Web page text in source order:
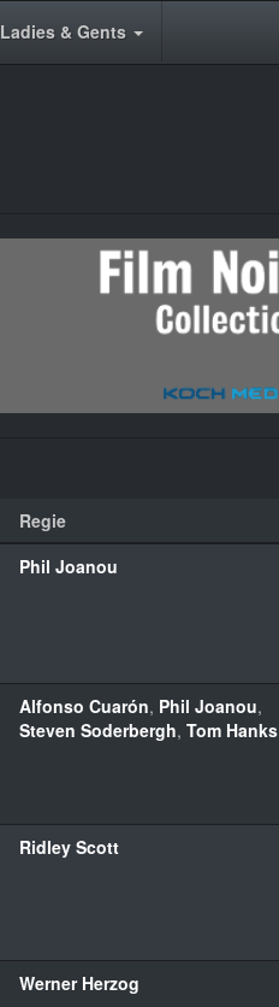
Ladies & Gents
Regie
Phil Joanou
Alfonso Cuarón, Phil Joanou,
Steven Soderbergh, Tom Hanks
Ridley Scott
Werner Herzog